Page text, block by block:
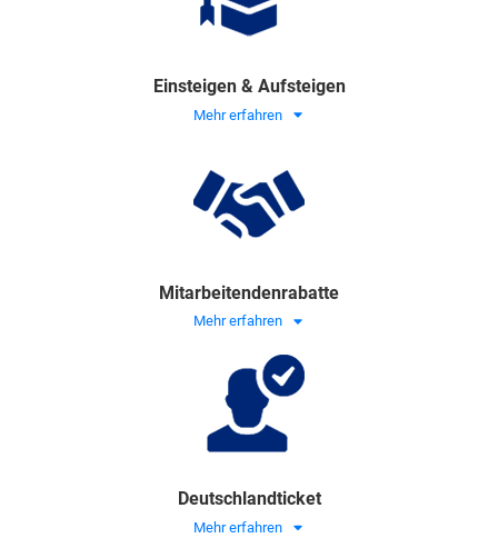
Einsteigen & Aufsteigen
Mehr erfahren
Mitarbeitendenrabatte
Mehr erfahren
Deutschlandticket
Mehr erfahren